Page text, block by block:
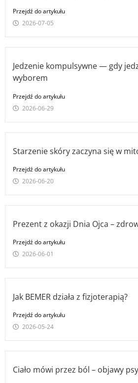
Przejdź do artykułu
2026-07-05
Jedzenie kompulsywne — gdy
wyborem
Przejdź do artykułu
2026-06-29
Starzenie skóry zaczyna się w
Przejdź do artykułu
2026-06-20
Prezent z okazji Dnia Ojca –
Przejdź do artykułu
2026-06-01
Jak BEMER działa z fizjoterapią?
Przejdź do artykułu
2026-05-24
Ciało mówi przez ból – objawy